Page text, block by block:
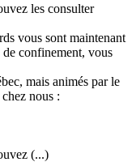
les consulter
vous sont maintenant
confinement, vous
mais animés par le
nous :
(...)